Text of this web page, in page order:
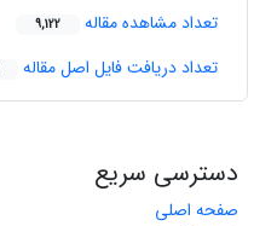
تعداد مشاهده مقاله 9,122
تعداد دریافت فایل اصل مقاله
دسترسی سریع
صفحه اصلی